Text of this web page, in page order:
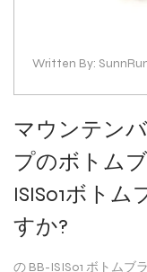
Written By:
マウンテン
プのボトム
ISIS01ボト
すか?
の BB-ISIS01 ボトムブ